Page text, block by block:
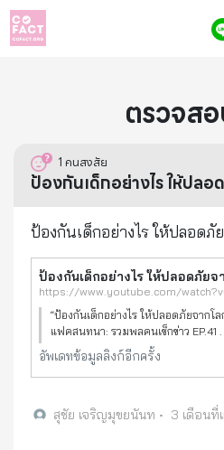
ตรวจส
1 คนสงสัย
ป้องกันเด็กอย่างไร ให้ปลอ
ป้องกันเด็กอย่างไร ให้ปลอดภั
ป้องกันเด็กอย่างไร ให้ปลอดภัยจ
https://www.youtube.com/
“ป้องกันเด็กอย่างไร ให้ปลอดภัยจากโล
แฟคสนทนา: รวมพลคนเช็กข่าว EP.41
19 พฤษภาคม 2569 เวลา 14.00-
เสริมสินสิริ ผู้ประสานงานโคแฟค (ประ
ดร.ศรีดา ตันทะอธิพ
อัพเดทข้อมูลลิงก์อีกครั้ง
สุชัย เจริญมุขยนันท • 3 เดือนที่